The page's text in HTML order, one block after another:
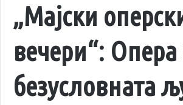
„Мајски
вечери“: Опера
безусловната